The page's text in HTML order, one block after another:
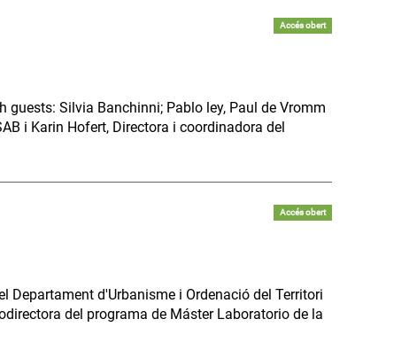
Accés obert
guests: Silvia Banchinni; Pablo ley, Paul de Vromm
i Karin Hofert, Directora i coordinadora del
Accés obert
Departament d'Urbanisme i Ordenació del Territori
del programa de Máster Laboratorio de la